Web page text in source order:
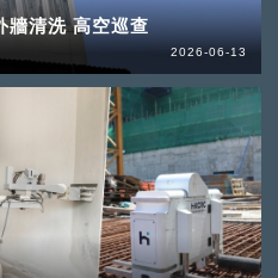
牆清洗 高空巡查
2026-06-13